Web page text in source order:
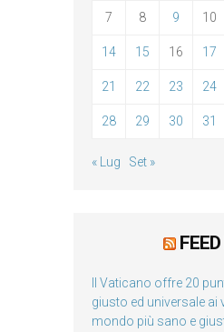
7 8 9 10
14 15 16 17
21 22 23 24
28 29 30 31
« Lug Set »
Il Vaticano offre 20
giusto ed universale ai
mondo più sano e